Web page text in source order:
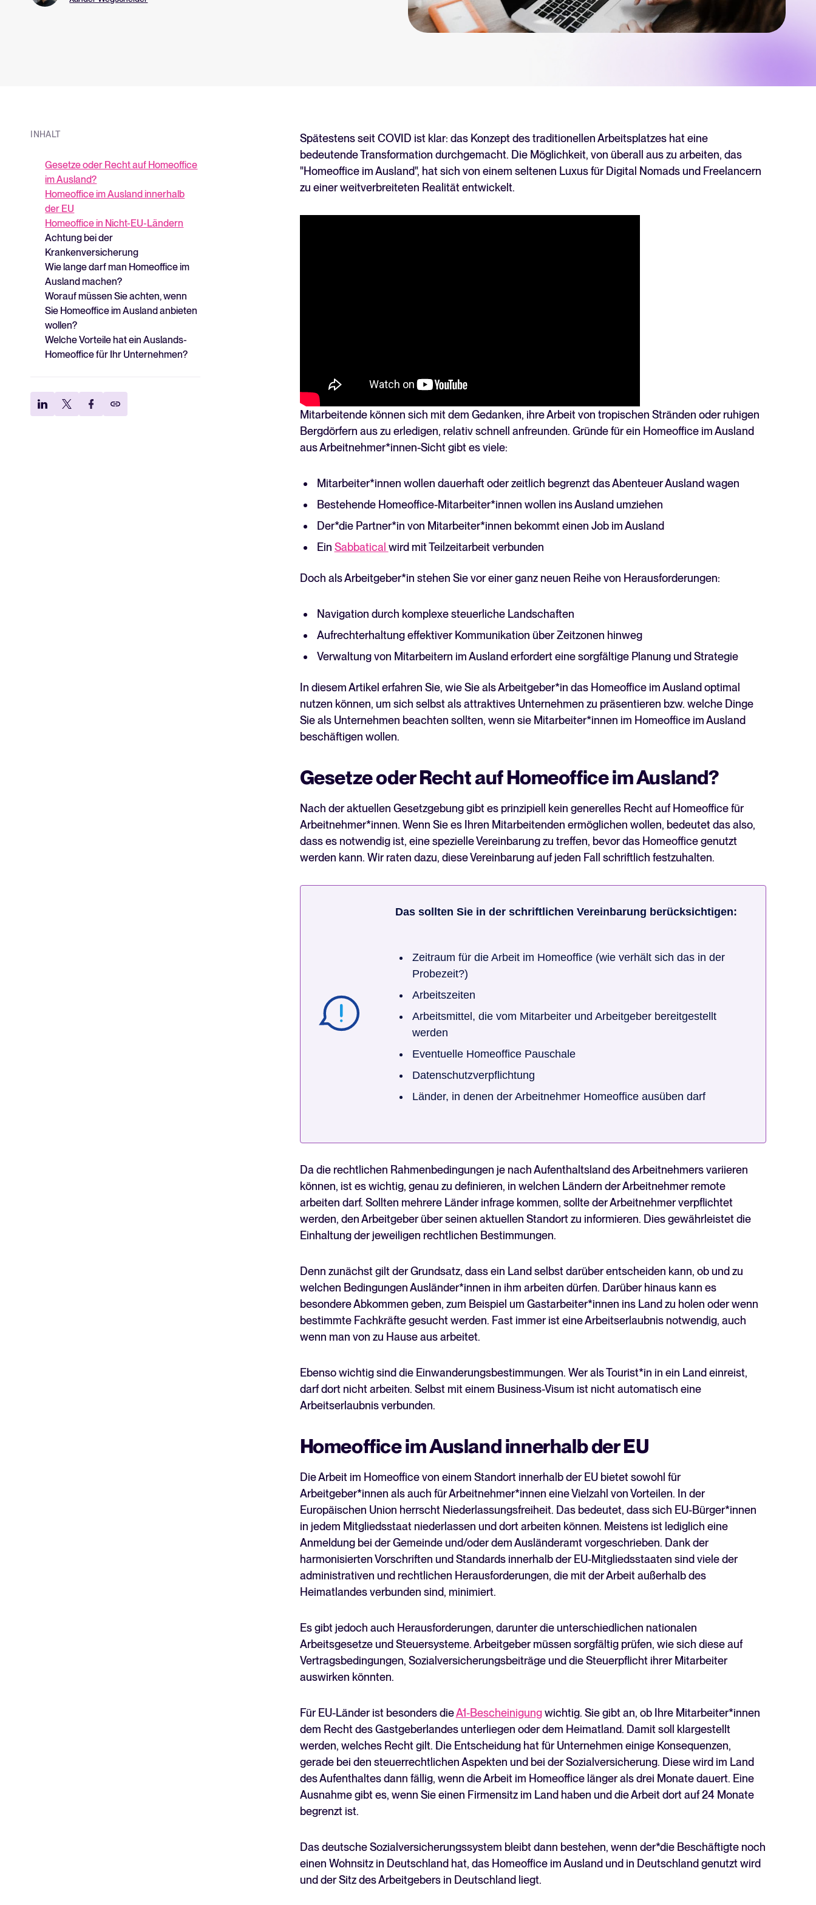
aufzubauen?
Tellent Recruitee ROI-Rechner
EMPFOHLEN
INHALT
Gesetze oder Recht auf Homeoffice
im Ausland?
Homeoffice im Ausland innerhalb
der EU
Homeoffice in Nicht-EU-Ländern
Achtung bei der
Krankenversicherung
Wie lange darf man Homeoffice im
Ausland machen?
Worauf müssen Sie achten, wenn
Sie Homeoffice im Ausland anbieten
wollen?
Welche Vorteile hat ein Auslands-
Homeoffice für Ihr Unternehmen?
Spätestens seit COVID ist klar: das Konzept des traditionellen Arbeitsplatzes hat eine
bedeutende Transformation durchgemacht. Die Möglichkeit, von überall aus zu arbeiten, das
"Homeoffice im Ausland", hat sich von einem seltenen Luxus für Digital Nomads und Freelancern
zu einer weitverbreiteten Realität entwickelt.
Mitarbeitende können sich mit dem Gedanken, ihre Arbeit von tropischen Stränden oder ruhigen
Bergdörfern aus zu erledigen, relativ schnell anfreunden. Gründe für ein Homeoffice im Ausland
aus Arbeitnehmer*innen-Sicht gibt es viele:
Mitarbeiter*innen wollen dauerhaft oder zeitlich begrenzt das Abenteuer Ausland wagen
Bestehende Homeoffice-Mitarbeiter*innen wollen ins Ausland umziehen
Der*die Partner*in von Mitarbeiter*innen bekommt einen Job im Ausland
Ein Sabbatical wird mit Teilzeitarbeit verbunden
Doch als Arbeitgeber*in stehen Sie vor einer ganz neuen Reihe von Herausforderungen:
Navigation durch komplexe steuerliche Landschaften
Aufrechterhaltung effektiver Kommunikation über Zeitzonen hinweg
Verwaltung von Mitarbeitern im Ausland erfordert eine sorgfältige Planung und Strategie
In diesem Artikel erfahren Sie, wie Sie als Arbeitgeber*in das Homeoffice im Ausland optimal
nutzen können, um sich selbst als attraktives Unternehmen zu präsentieren bzw. welche Dinge
Sie als Unternehmen beachten sollten, wenn sie Mitarbeiter*innen im Homeoffice im Ausland
beschäftigen wollen.
Gesetze oder Recht auf Homeoffice im Ausland?
Nach der aktuellen Gesetzgebung gibt es prinzipiell kein generelles Recht auf Homeoffice für
Arbeitnehmer*innen. Wenn Sie es Ihren Mitarbeitenden ermöglichen wollen, bedeutet das also,
dass es notwendig ist, eine spezielle Vereinbarung zu treffen, bevor das Homeoffice genutzt
werden kann. Wir raten dazu, diese Vereinbarung auf jeden Fall schriftlich festzuhalten.
Das sollten Sie in der schriftlichen Vereinbarung berücksichtigen:
Zeitraum für die Arbeit im Homeoffice (wie verhält sich das in der
Probezeit?)
Arbeitszeiten
Arbeitsmittel, die vom Mitarbeiter und Arbeitgeber bereitgestellt
werden
Eventuelle Homeoffice Pauschale
Datenschutzverpflichtung
Länder, in denen der Arbeitnehmer Homeoffice ausüben darf
Da die rechtlichen Rahmenbedingungen je nach Aufenthaltsland des Arbeitnehmers variieren
können, ist es wichtig, genau zu definieren, in welchen Ländern der Arbeitnehmer remote
arbeiten darf. Sollten mehrere Länder infrage kommen, sollte der Arbeitnehmer verpflichtet
werden, den Arbeitgeber über seinen aktuellen Standort zu informieren. Dies gewährleistet die
Einhaltung der jeweiligen rechtlichen Bestimmungen.
Denn zunächst gilt der Grundsatz, dass ein Land selbst darüber entscheiden kann, ob und zu
welchen Bedingungen Ausländer*innen in ihm arbeiten dürfen. Darüber hinaus kann es
besondere Abkommen geben, zum Beispiel um Gastarbeiter*innen ins Land zu holen oder wenn
bestimmte Fachkräfte gesucht werden. Fast immer ist eine Arbeitserlaubnis notwendig, auch
wenn man von zu Hause aus arbeitet.
Ebenso wichtig sind die Einwanderungsbestimmungen. Wer als Tourist*in in ein Land einreist,
darf dort nicht arbeiten. Selbst mit einem Business-Visum ist nicht automatisch eine
Arbeitserlaubnis verbunden.
Homeoffice im Ausland innerhalb der EU
Die Arbeit im Homeoffice von einem Standort innerhalb der EU bietet sowohl für
Arbeitgeber*innen als auch für Arbeitnehmer*innen eine Vielzahl von Vorteilen. In der
Europäischen Union herrscht Niederlassungsfreiheit. Das bedeutet, dass sich EU-Bürger*innen
in jedem Mitgliedsstaat niederlassen und dort arbeiten können. Meistens ist lediglich eine
Anmeldung bei der Gemeinde und/oder dem Ausländeramt vorgeschrieben. Dank der
harmonisierten Vorschriften und Standards innerhalb der EU-Mitgliedsstaaten sind viele der
administrativen und rechtlichen Herausforderungen, die mit der Arbeit außerhalb des
Heimatlandes verbunden sind, minimiert.
Es gibt jedoch auch Herausforderungen, darunter die unterschiedlichen nationalen
Arbeitsgesetze und Steuersysteme. Arbeitgeber müssen sorgfältig prüfen, wie sich diese auf
Vertragsbedingungen, Sozialversicherungsbeiträge und die Steuerpflicht ihrer Mitarbeiter
auswirken könnten.
Für EU-Länder ist besonders dieA1-Bescheinigungwichtig. Sie gibt an, ob Ihre Mitarbeiter*innen
dem Recht des Gastgeberlandes unterliegen oder dem Heimatland. Damit soll klargestellt
werden, welches Recht gilt. Die Entscheidung hat für Unternehmen einige Konsequenzen,
gerade bei den steuerrechtlichen Aspekten und bei der Sozialversicherung. Diese wird im Land
des Aufenthaltes dann fällig, wenn die Arbeit im Homeoffice länger als drei Monate dauert. Eine
Ausnahme gibt es, wenn Sie einen Firmensitz im Land haben und die Arbeit dort auf 24 Monate
begrenzt ist.
Das deutsche Sozialversicherungssystem bleibt dann bestehen, wenn der*die Beschäftigte noch
einen Wohnsitz in Deutschland hat, das Homeoffice im Ausland und in Deutschland genutzt wird
und der Sitz des Arbeitgebers in Deutschland liegt.